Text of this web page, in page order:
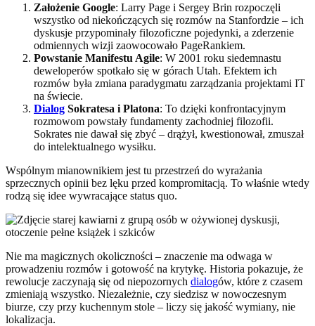
Założenie Google: Larry Page i Sergey Brin rozpoczęli
wszystko od niekończących się rozmów na Stanfordzie – ich
dyskusje przypominały filozoficzne pojedynki, a zderzenie
odmiennych wizji zaowocowało PageRankiem.
Powstanie Manifestu Agile: W 2001 roku siedemnastu
deweloperów spotkało się w górach Utah. Efektem ich
rozmów była zmiana paradygmatu zarządzania projektami IT
na świecie.
Dialog Sokratesa i Platona: To dzięki konfrontacyjnym
rozmowom powstały fundamenty zachodniej filozofii.
Sokrates nie dawał się zbyć – drążył, kwestionował, zmuszał
do intelektualnego wysiłku.
Wspólnym mianownikiem jest tu przestrzeń do wyrażania
sprzecznych opinii bez lęku przed kompromitacją. To właśnie wtedy
rodzą się idee wywracające status quo.
Nie ma magicznych okoliczności – znaczenie ma odwaga w
prowadzeniu rozmów i gotowość na krytykę. Historia pokazuje, że
rewolucje zaczynają się od niepozornych dialogów, które z czasem
zmieniają wszystko. Niezależnie, czy siedzisz w nowoczesnym
biurze, czy przy kuchennym stole – liczy się jakość wymiany, nie
lokalizacja.